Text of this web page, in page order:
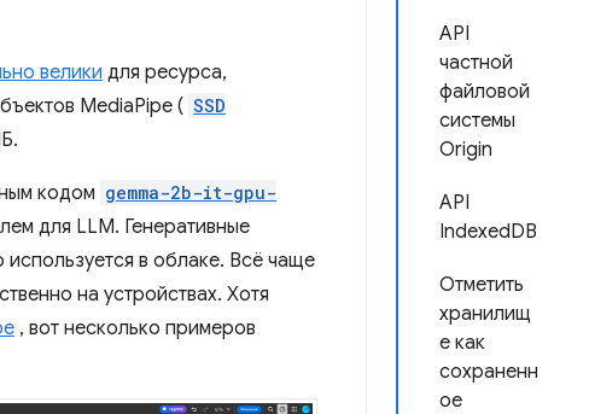
API
частной
файловой
системы
Origin
API
IndexedDB
Отметить
хранилищ
е как
сохраненн
ое
велики для ресурса,
MediaPipe ( SSD
кодом gemma-2b-it-gpu-
для LLM. Генеративные
в облаке. Всё чаще
на устройствах. Хотя
, вот несколько примеров